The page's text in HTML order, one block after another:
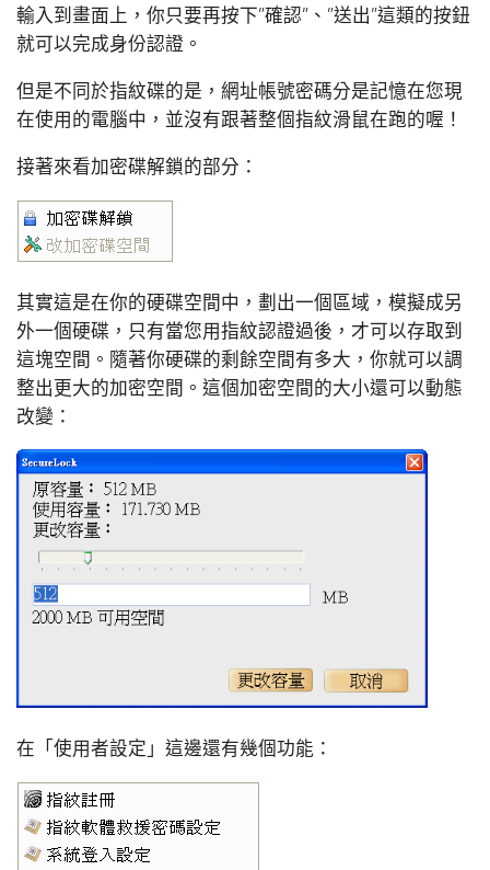
輸入到畫面上，你只要再按下”確認”、”送出”這類的按鈕
就可以完成身份認證。
但是不同於指紋碟的是，網址帳號密碼分是記憶在您現
在使用的電腦中，並沒有跟著整個指紋滑鼠在跑的喔！
接著來看加密碟解鎖的部分：
其實這是在你的硬碟空間中，劃出一個區域，模擬成另
外一個硬碟，只有當您用指紋認證過後，才可以存取到
這塊空間。隨著你硬碟的剩餘空間有多大，你就可以調
整出更大的加密空間。這個加密空間的大小還可以動態
改變：
在「使用者設定」這邊還有幾個功能：